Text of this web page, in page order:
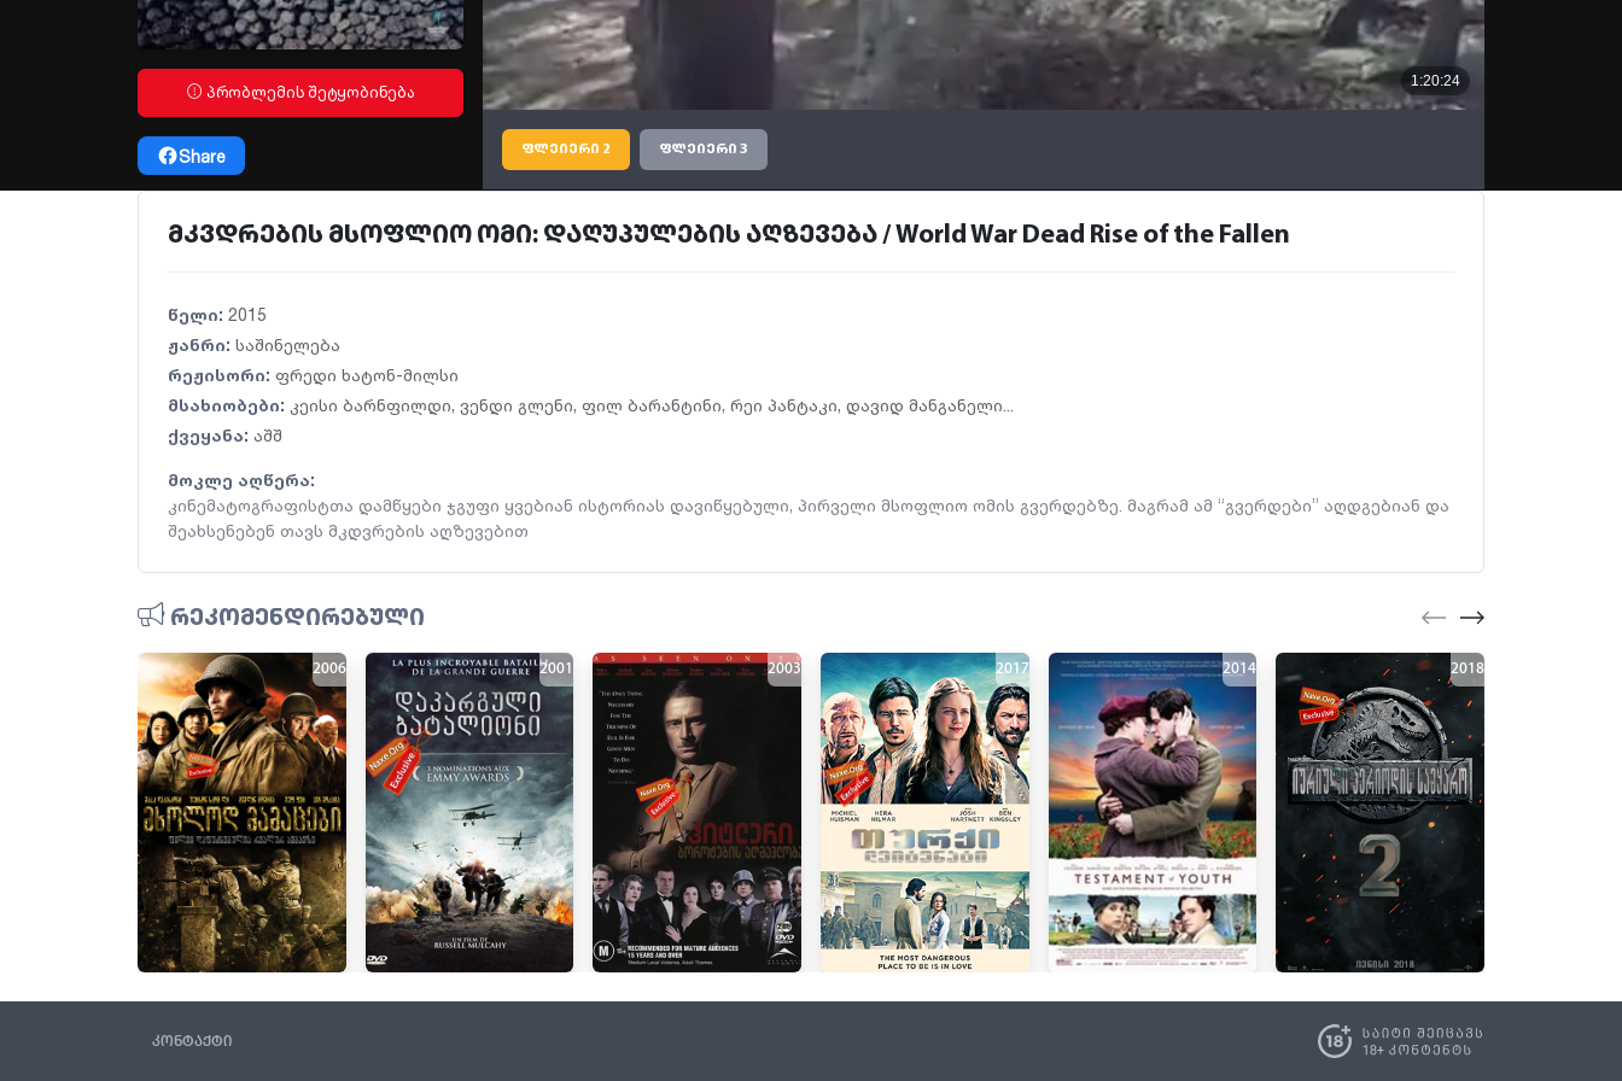
პრობლემის შეტყობინება
Share ფლეიერი 2 ფლეიერი 3
მკვდრების მსოფლიო ომი: დაღუპულების აღზევება / World War Dead Rise of the Fallen
წელი: 2015
ჟანრი: საშინელება
რეჟისორი: ფრედი ხატონ-მილსი
მსახიობები: კეისი ბარნფილდი, ვენდი გლენი, ფილ ბარანტინი, რეი პანტაკი, დავიდ მანგანელი...
ქვეყანა: აშშ
მოკლე აღწერა:
კინემატოგრაფისტთა დამწყები ჯგუფი ყვებიან ისტორიას დავიწყებული, პირველი მსოფლიო ომის გვერდებზე. მაგრამ ამ “გვერდები” აღდგებიან და
შეახსენებენ თავს მკდვრების აღზევებით
რეკომენდირებული
2006 2001 2003 2017 2014 2018
კონტაქტი